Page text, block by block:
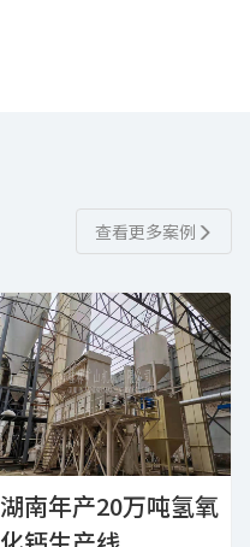
查看更多案例
湖南年产20万吨氢氧